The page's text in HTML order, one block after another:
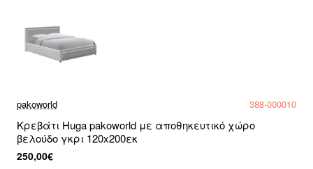
pakoworld 388-000010
Κρεβάτι Huga pakoworld με αποθηκευτικό χώρο
βελούδο γκρι 120x200εκ
250,00€